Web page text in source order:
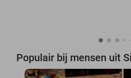
Populair bij mensen uit